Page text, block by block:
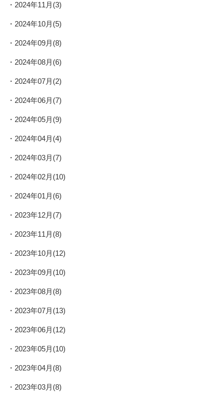
2024年11月(3)
2024年10月(5)
2024年09月(8)
2024年08月(6)
2024年07月(2)
2024年06月(7)
2024年05月(9)
2024年04月(4)
2024年03月(7)
2024年02月(10)
2024年01月(6)
2023年12月(7)
2023年11月(8)
2023年10月(12)
2023年09月(10)
2023年08月(8)
2023年07月(13)
2023年06月(12)
2023年05月(10)
2023年04月(8)
2023年03月(8)